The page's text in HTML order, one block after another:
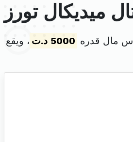
ميديكال تورز
5000 د.ت
، ويقع